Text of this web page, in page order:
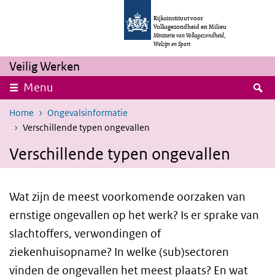
Overslaan en naar de inhoud gaan
Rijksinstituut voor
Volksgezondheid en Milieu
Ministerie van Volksgezondheid,
Welzijn en Sport
Veilig Werken
Menu
Home
Ongevalsinformatie
Verschillende typen ongevallen
Verschillende typen ongevallen
Wat zijn de meest voorkomende oorzaken van
ernstige ongevallen op het werk? Is er sprake van
slachtoffers, verwondingen of
ziekenhuisopname? In welke (sub)sectoren
vinden de ongevallen het meest plaats? En wat